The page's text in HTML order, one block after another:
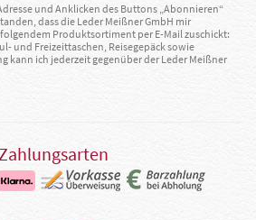
und Anklicken des Buttons „Abonnieren“
dass die Leder Meißner GmbH mir
Produktsortiment per E-Mail zuschickt:
und Freizeittaschen, Reisegepäck sowie
kann ich jederzeit gegenüber der Leder Meißner
Zahlungsarten